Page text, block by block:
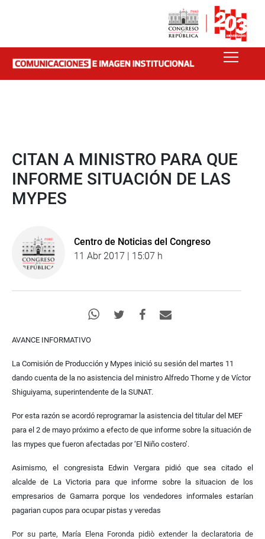
CITAN A MINISTRO PARA QUE
INFORME SITUACIÓN DE LAS
MYPES
Centro de Noticias del Congreso
11 Abr 2017 | 15:07 h
AVANCE INFORMATIVO
La Comisión de Producción y Mypes inició su sesión del martes 11
dando cuenta de la no asistencia del ministro Alfredo Thorne y de Víctor
Shiguiyama, superintendente de la SUNAT.
Por esta razón se acordó reprogramar la asistencia del titular del MEF
para el 2 de mayo próximo a efecto de que informe sobre la situación de
las mypes que fueron afectadas por ‘El Niño costero’.
Asimismo, el congresista Edwin Vergara pidió que sea citado el
alcalde de La Victoria para que informe sobre la situacion de los
empresarios de Gamarra porque los vendedores informales estarían
pagarian cupos para ocupar pistas y veredas
Por su parte, María Elena Foronda pidiò extender la declaratoria de